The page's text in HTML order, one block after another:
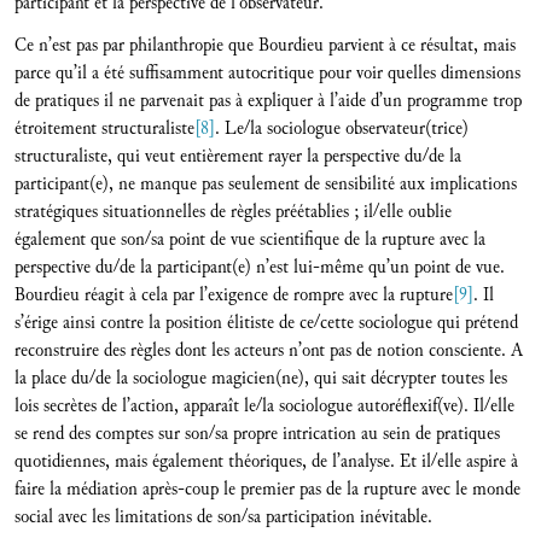
Ce n’est pas par philanthropie que Bourdieu parvient à ce résultat, mais
parce qu’il a été suffisamment autocritique pour voir quelles dimensions
de pratiques il ne parvenait pas à expliquer à l’aide d’un programme trop
étroitement structuraliste[8]. Le/la sociologue observateur(trice)
structuraliste, qui veut entièrement rayer la perspective du/de la
participant(e), ne manque pas seulement de sensibilité aux implications
stratégiques situationnelles de règles préétablies ; il/elle oublie
également que son/sa point de vue scientifique de la rupture avec la
perspective du/de la participant(e) n’est lui-même qu’un point de vue.
Bourdieu réagit à cela par l’exigence de rompre avec la rupture[9]. Il
s’érige ainsi contre la position élitiste de ce/cette sociologue qui prétend
reconstruire des règles dont les acteurs n’ont pas de notion consciente. A
la place du/de la sociologue magicien(ne), qui sait décrypter toutes les
lois secrètes de l’action, apparaît le/la sociologue autoréflexif(ve). Il/elle
se rend des comptes sur son/sa propre intrication au sein de pratiques
quotidiennes, mais également théoriques, de l’analyse. Et il/elle aspire à
faire la médiation après-coup le premier pas de la rupture avec le monde
social avec les limitations de son/sa participation inévitable.